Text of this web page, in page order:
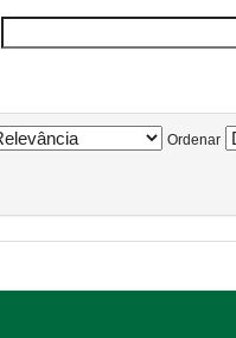
Ordenar